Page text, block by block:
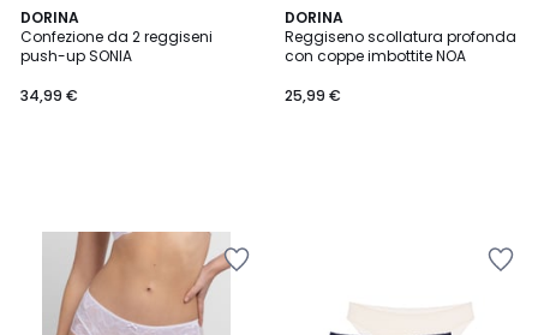
DORINA
Confezione da 2 reggiseni
push-up SONIA
34,99 €
DORINA
Reggiseno scollatura profonda
con coppe imbottite NOA
25,99 €